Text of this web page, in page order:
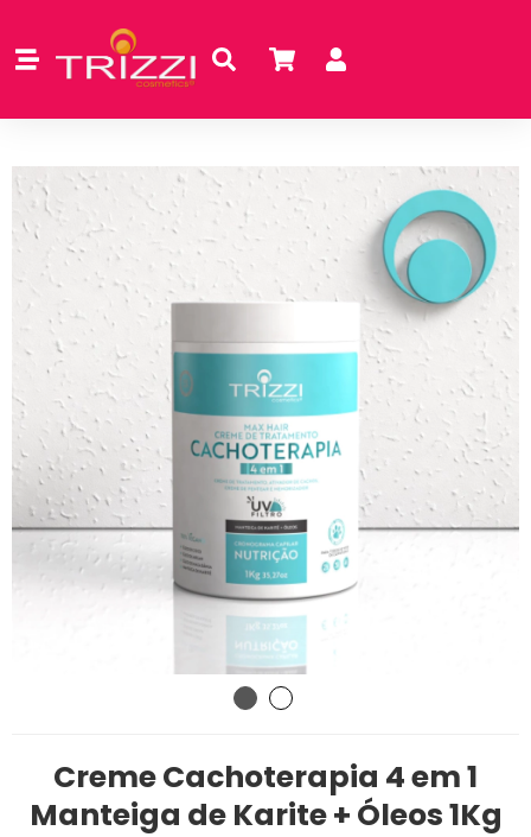
Creme Cachoterapia 4 em 1
Manteiga de Karite + Óleos 1Kg